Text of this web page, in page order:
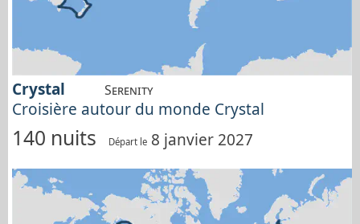
Crystal Serenity
Croisière autour du monde Crystal
140 nuits Départ le 8 janvier 2027